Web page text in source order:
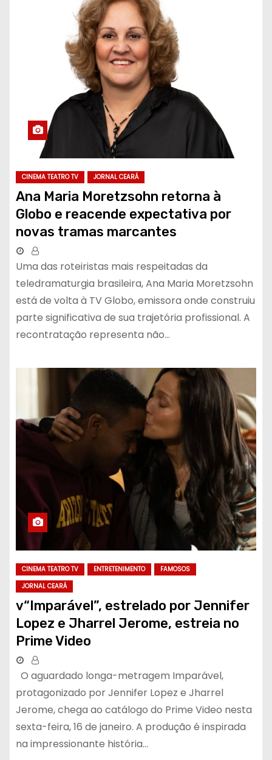
CINEMA TEATRO TV JORNAL CEARÁ
Ana Maria Moretzsohn retorna à
Globo e reacende expectativa por
novas tramas marcantes
Uma das roteiristas mais respeitadas da
teledramaturgia brasileira, Ana Maria Moretzsohn
está de volta à TV Globo, emissora onde construiu
parte significativa de sua trajetória profissional. A
recontratação representa não…
CINEMA TEATRO TV ENTRETENIMENTO
FAMOSOS
JORNAL CEARÁ
v“Imparável”, estrelado por Jennifer
Lopez e Jharrel Jerome, estreia no
Prime Video
O aguardado longa-metragem Imparável,
protagonizado por Jennifer Lopez e Jharrel
Jerome, chega ao catálogo do Prime Video nesta
sexta-feira, 16 de janeiro. A produção é inspirada
na impressionante história…